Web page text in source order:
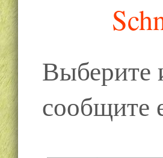
Выберите
сообщите